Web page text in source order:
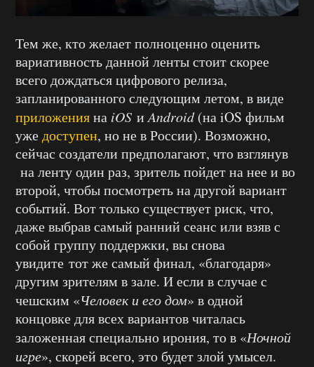
Тем же, кто желает полноценно оценить
вариативность данной ленты стоит скорее
всего дождаться цифрового релиза,
запланированного следующим летом, в виде
приложенияна iOS иAndroid(на iOS фильм
ужедоступен, но не в России). Возможно,
сейчас создатели предполагают, что взглянув
на ленту один раз, зритель пойдет на нее и во
второй, чтобы посмотреть на другой вариант
событий. Вот только существует риск, что,
даже выбрав самый ранний сеанс или взяв с
собой группу поддержки, вы снова
увидите тот же самый финал, «благодаря»
другим зрителям в зале. И если в случае с
чешским «Человек и его дом» в одной
концовке для всех вариантов читалась
заложенная специально ирония, то в «Ночной
игре», скорей всего, это будет злой умысел.